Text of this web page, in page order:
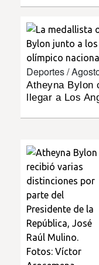
INSÓLITAS
MULTIMEDIA
IMPRESO
Deportes /
Atheyna Bylon
llegar a Los